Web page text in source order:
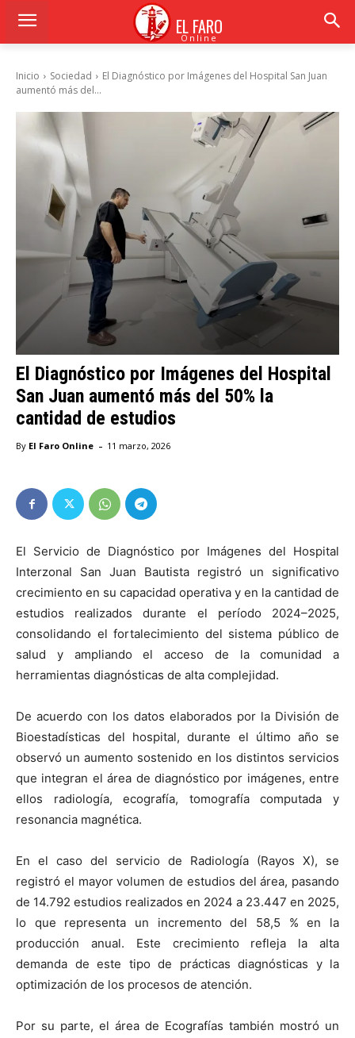
EL FARO
Online
Inicio Sociedad
El Diagnóstico por Imágenes del Hospital San Juan
aumentó más del...
El Diagnóstico por Imágenes del Hospital
San Juan aumentó más del 50% la
cantidad de estudios
By El Faro Online - 11 marzo, 2026
El Servicio de Diagnóstico por Imágenes del Hospital
Interzonal San Juan Bautista registró un significativo
crecimiento en su capacidad operativa y en la cantidad de
estudios realizados durante el período 2024–2025,
consolidando el fortalecimiento del sistema público de
salud y ampliando el acceso de la comunidad a
herramientas diagnósticas de alta complejidad.
De acuerdo con los datos elaborados por la División de
Bioestadísticas del hospital, durante el último año se
observó un aumento sostenido en los distintos servicios
que integran el área de diagnóstico por imágenes, entre
ellos radiología, ecografía, tomografía computada y
resonancia magnética.
En el caso del servicio de Radiología (Rayos X), se
registró el mayor volumen de estudios del área, pasando
de 14.792 estudios realizados en 2024 a 23.447 en 2025,
lo que representa un incremento del 58,5 % en la
producción anual. Este crecimiento refleja la alta
demanda de este tipo de prácticas diagnósticas y la
optimización de los procesos de atención.
Por su parte, el área de Ecografías también mostró un